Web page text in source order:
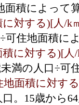
面積によって
対する)[人/k
可住地面積に
に対する)[人
満の人口÷可
面積に対す
。15歳から